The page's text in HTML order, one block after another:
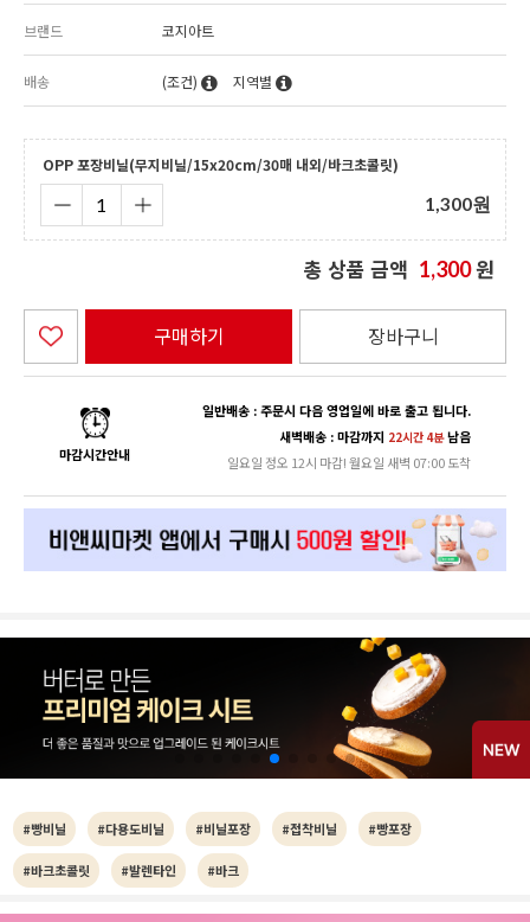
브랜드 코지아트
배송 (조건) 지역별
OPP 포장비닐(무지비닐/15x20cm/30매 내외/바크초콜릿)
1,300원
총 상품 금액 1,300원
구매하기 장바구니
마감시간안내
일반배송 : 주문시 다음 영업일에 바로 출고 됩니다.
새벽배송 : 마감까지 22시간 4분남음
일요일 정오 12시 마감! 월요일 새벽 07:00 도착
#빵비닐 #다용도비닐 #비닐포장 #접착비닐 #빵포장
#바크초콜릿 #발렌타인 #바크